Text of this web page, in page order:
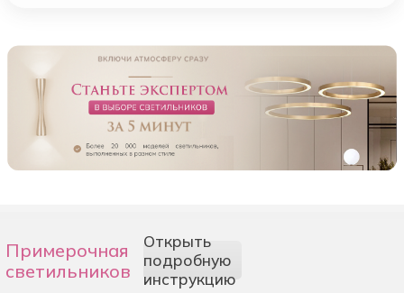
Примерочная
светильников
Открыть
подробную
инструкцию